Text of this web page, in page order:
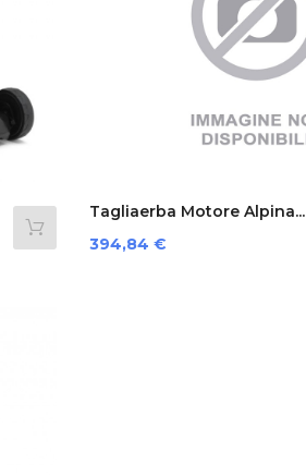
Tagliaerba Motore Alpina...
Prezzo
394,84 €